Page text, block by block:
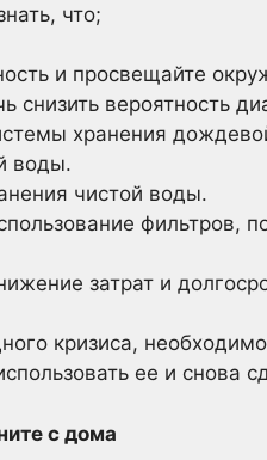
что;
и просвещайте
вероятность
хранения
воды.
чистой воды.
фильтров,
затрат и
кризиса,
ее и снова
с дома